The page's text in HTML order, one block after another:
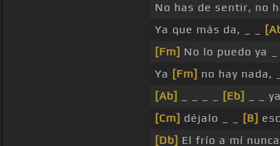
No has de sentir, no
Ya que más da, _ _
[Fm] No lo puedo ya _
Ya [Fm] no hay nada,
[Ab]
[Eb] _ _ ya
[Cm] déjalo _ _ [B]
[Db] El frío a mí